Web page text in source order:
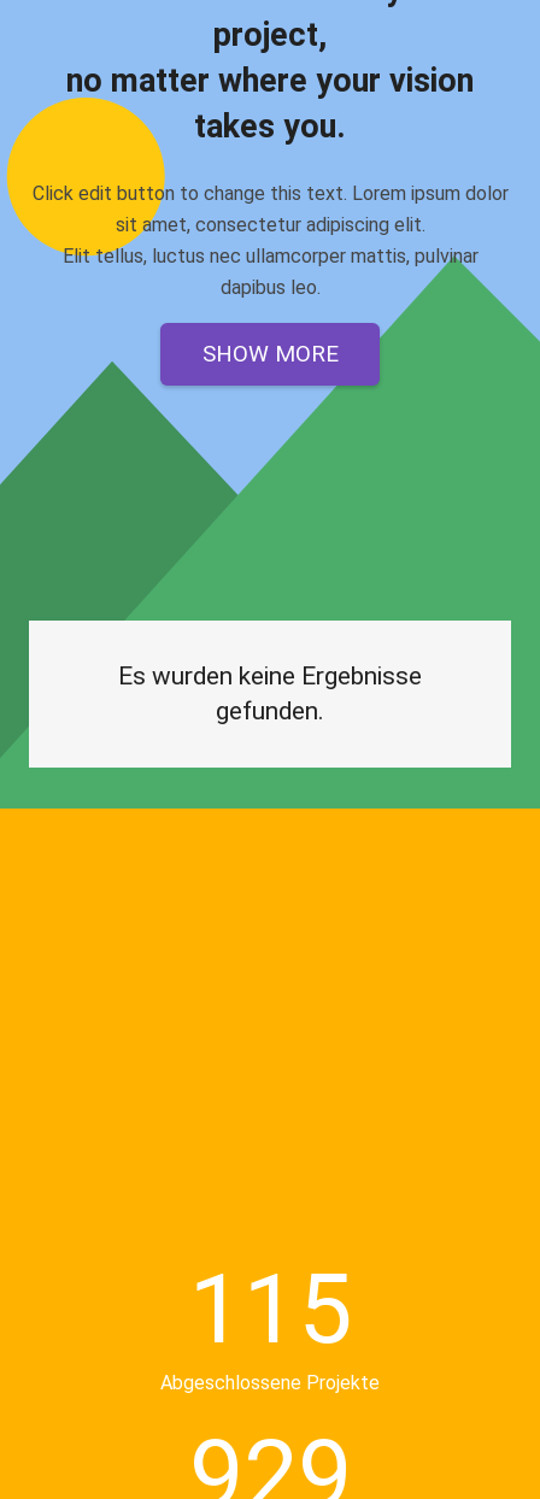
project,
no matter where your vision
takes you.
Click edit button to change this text. Lorem ipsum dolor
sit amet, consectetur adipiscing elit.
Elit tellus, luctus nec ullamcorper mattis, pulvinar
dapibus leo.
SHOW MORE
Es wurden keine Ergebnisse
gefunden.
115
Abgeschlossene Projekte
929